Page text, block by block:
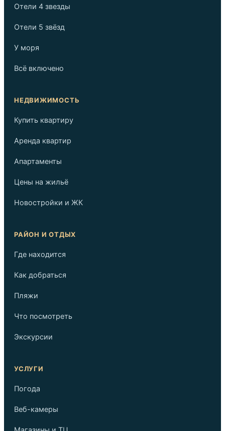
Отели 4 звезды
Отели 5 звёзд
У моря
Всё включено
НЕДВИЖИМОСТЬ
Купить квартиру
Аренда квартир
Апартаменты
Цены на жильё
Новостройки и ЖК
РАЙОН И ОТДЫХ
Где находится
Как добраться
Пляжи
Что посмотреть
Экскурсии
УСЛУГИ
Погода
Веб-камеры